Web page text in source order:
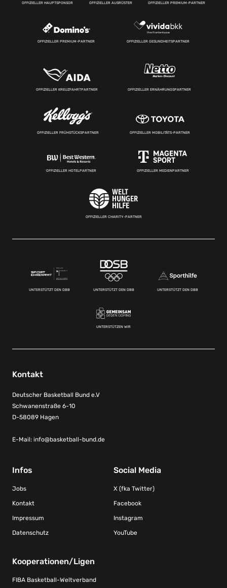
OFFIZIELLER HAUPTSPONSOR OFFIZIELLER AUSRÜSTER OFFIZIELLER PREMIUM-PARTNER
OFFIZIELLER PREMIUM-PARTNER OFFIZIELLER GESUNDHEITSPARTNER
OFFIZIELLER KREUZFAHRTPARTNER OFFIZIELLER ERNÄHRUNGSPARTNER
OFFIZIELLER FRÜHSTÜCKSPARTNER OFFIZIELLER MOBILITÄTS-PARTNER
OFFIZIELLER HOTELPARTNER OFFIZIELLER MEDIENPARTNER
OFFIZIELLER CHARITY-PARTNER
UNTERSTÜTZT DEN DBB UNTERSTÜTZT DEN DBB UNTERSTÜTZT DEN DBB
UNTERSTÜTZEN WIR
Kontakt
Deutscher Basketball Bund e.V
Schwanenstraße 6-10
D-58089 Hagen
E-Mail: info@basketball-bund.de
Infos
Jobs
Kontakt
Impressum
Datenschutz
Social Media
X (fka Twitter)
Facebook
Instagram
YouTube
Kooperationen/Ligen
FIBA Basketball-Weltverband